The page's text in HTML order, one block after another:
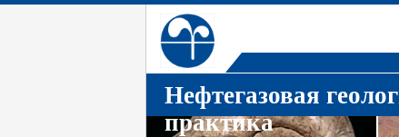
Нефтегазовая
практика